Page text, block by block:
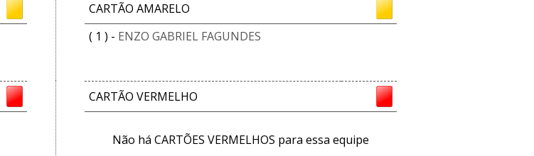
CARTÃO AMARELO
( 1 ) - ENZO GABRIEL FAGUNDES
CARTÃO VERMELHO
Não há CARTÕES VERMELHOS para essa equipe